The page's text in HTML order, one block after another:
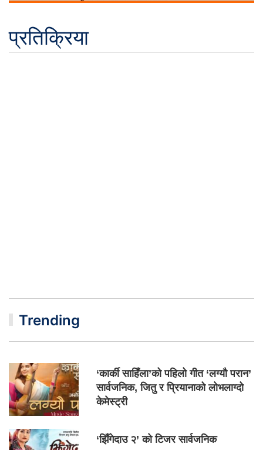
प्रतिक्रिया
Trending
‘कार्की साहिँला’को पहिलो गीत ‘लग्यौ परान’
सार्वजनिक, जितु र प्रियानाको लोभलाग्दो
केमेस्ट्री
‘झिँगेदाउ २’ को टिजर सार्वजनिक